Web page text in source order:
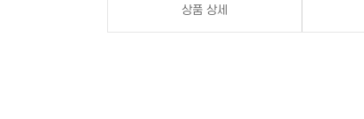
상품 상세